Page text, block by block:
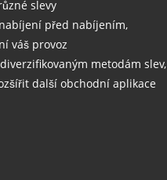
slevy
před nabíjením,
váš provoz
metodám slev,
další obchodní aplikace